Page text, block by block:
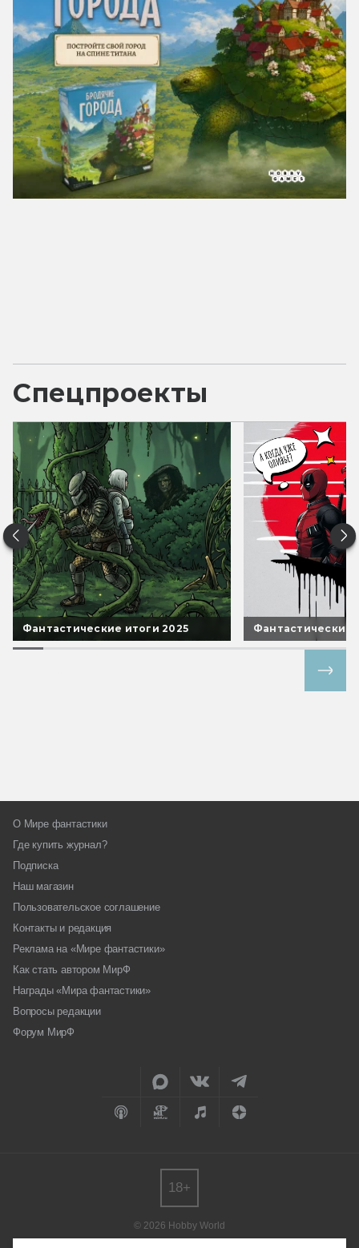
Спецпроекты
Фантастические итоги 2025 Фантастические
О Мире фантастики
Где купить журнал?
Подписка
Наш магазин
Пользовательское соглашение
Контакты и редакция
Реклама на «Мире фантастики»
Как стать автором МирФ
Награды «Мира фантастики»
Вопросы редакции
Форум МирФ
© 2026 Hobby World
18+